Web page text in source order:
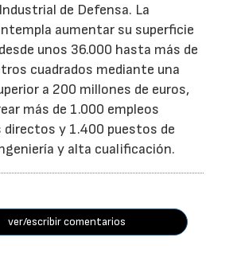
de Defensa. La
aumentar su superficie
unos 36.000 hasta más de
cuadrados mediante una
a 200 millones de euros,
más de 1.000 empleos
directos y 1.400 puestos de
y alta cualificación.
ver/escribir comentarios